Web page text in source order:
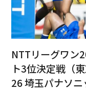
NTTリーグワン
ト3位決定戦（
26 埼玉パナソニ